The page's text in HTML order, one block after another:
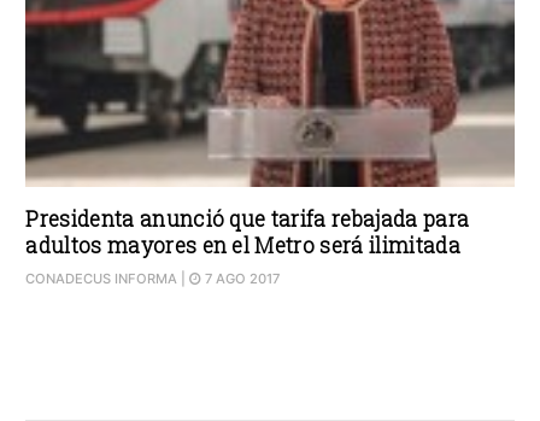
Presidenta anunció que tarifa rebajada para
adultos mayores en el Metro será ilimitada
CONADECUS INFORMA | 7 AGO 2017